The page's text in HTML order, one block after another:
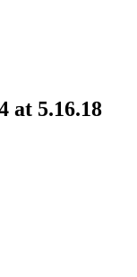
at 5.16.18